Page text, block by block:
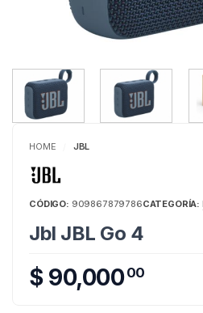
HOME JBL
CÓDIGO: 909867879786CATEGORÍA:
Jbl JBL Go 4
$ 90,00000